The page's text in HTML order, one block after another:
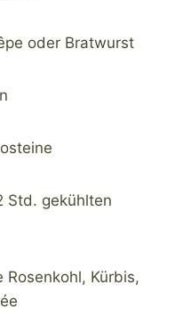
oder Bratwurst
Std. gekühlten
Kürbis,